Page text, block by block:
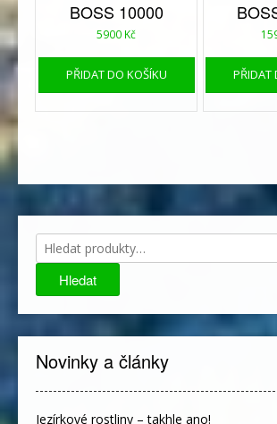
BOSS 10000
5900 Kč
PŘIDAT DO KOŠÍKU PŘIDAT
Hledat:
Hledat
Novinky a články
Jezírkové rostliny – takhle ano!